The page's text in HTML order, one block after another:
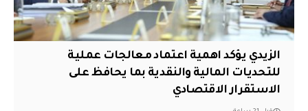
الزيدي يؤكد اهمية اعتماد معالجات عملية
للتحديات المالية والنقدية بما يحافظ على
الاستقرار الاقتصادي